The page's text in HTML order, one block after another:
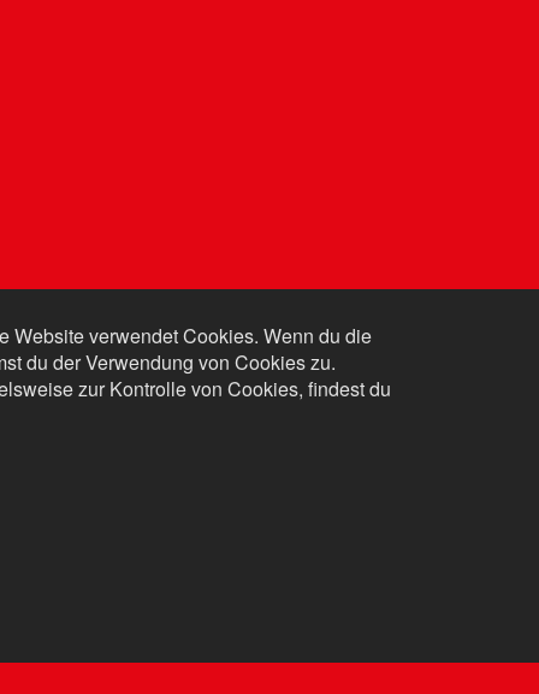
Website verwendet Cookies. Wenn du die
du der Verwendung von Cookies zu.
zur Kontrolle von Cookies, findest du